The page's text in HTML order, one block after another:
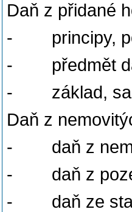
Daň z přidané
-
principy,
-
předmět
-
základ,
Daň z
-
daň z
-
daň z
-
daň ze